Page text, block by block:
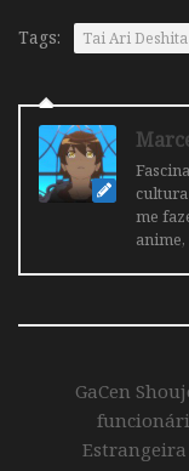
Tags: Tai Ari
me
GaCen